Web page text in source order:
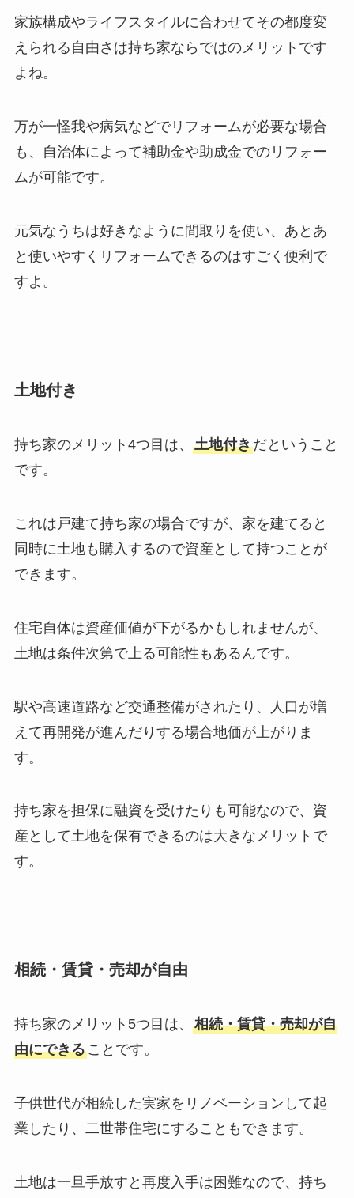
家族構成やライフスタイルに合わせてその都度変
えられる自由さは持ち家ならではのメリットです
よね。
万が一怪我や病気などでリフォームが必要な場合
も、自治体によって補助金や助成金でのリフォー
ムが可能です。
元気なうちは好きなように間取りを使い、あとあ
と使いやすくリフォームできるのはすごく便利で
すよ。
土地付き
持ち家のメリット4つ目は、 土地付きだということ
です。
これは戸建て持ち家の場合ですが、家を建てると
同時に土地も購入するので資産として持つことが
できます。
住宅自体は資産価値が下がるかもしれませんが、
土地は条件次第で上る可能性もあるんです。
駅や高速道路など交通整備がされたり、人口が増
えて再開発が進んだりする場合地価が上がりま
す。
持ち家を担保に融資を受けたりも可能なので、資
産として土地を保有できるのは大きなメリットで
す。
相続・賃貸・売却が自由
持ち家のメリット5つ目は、 相続・賃貸・売却が自
由にできることです。
子供世代が相続した実家をリノベーションして起
業したり、二世帯住宅にすることもできます。
土地は一旦手放すと再度入手は困難なので、持ち